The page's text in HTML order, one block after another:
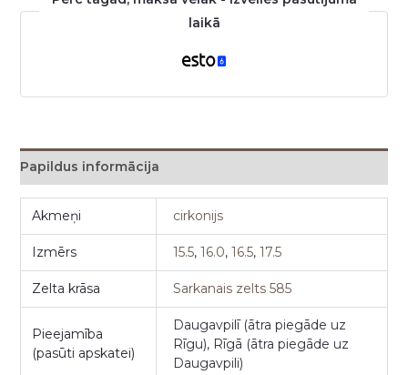
laikā
Papildus informācija
Akmeņi cirkonijs
Izmērs 15.5,16.0,16.5,17.5
Zelta krāsa Sarkanais zelts 585
Pieejamība
(pasūti apskatei)
Daugavpilī (ātra piegāde uz
Rīgu), Rīgā (ātra piegāde uz
Daugavpili)